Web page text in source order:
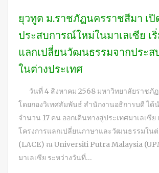
ยุวทูต ม.ราชภัฏนครราชสีมา เปิ
ประสบการณ์ใหม่ในมาเลเซีย เ
แลกเปลี่ยนวัฒนธรรมจากประส
ในต่างประเทศ
วันที่ 4 สิงหาคม 2568 มหาวิทยาลัยราชภั
โดยกองวิเทศสัมพันธ์ สำนักงานอธิการบดี ได้
จำนวน 17 คน ออกเดินทางสู่ประเทศมาเลเซีย
โครงการแลกเปลี่ยนภาษาและวัฒนธรรมในต่
(LACE) ณ Universiti Putra Malaysia
มาเลเซีย ระหว่างวันที่…